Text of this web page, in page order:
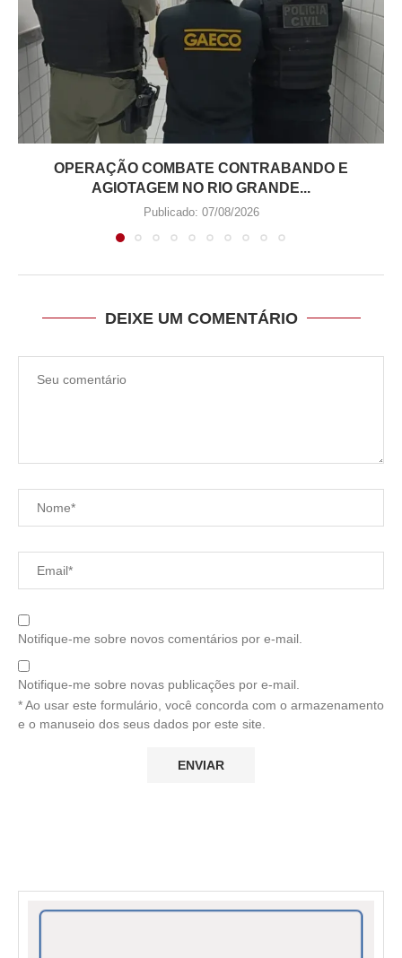
OPERAÇÃO COMBATE CONTRABANDO E
AGIOTAGEM NO RIO GRANDE...
Publicado: 07/08/2026
DEIXE UM COMENTÁRIO
Notifique-me sobre novos comentários por e-mail.
Notifique-me sobre novas publicações por e-mail.
* Ao usar este formulário, você concorda com o armazenamento
e o manuseio dos seus dados por este site.